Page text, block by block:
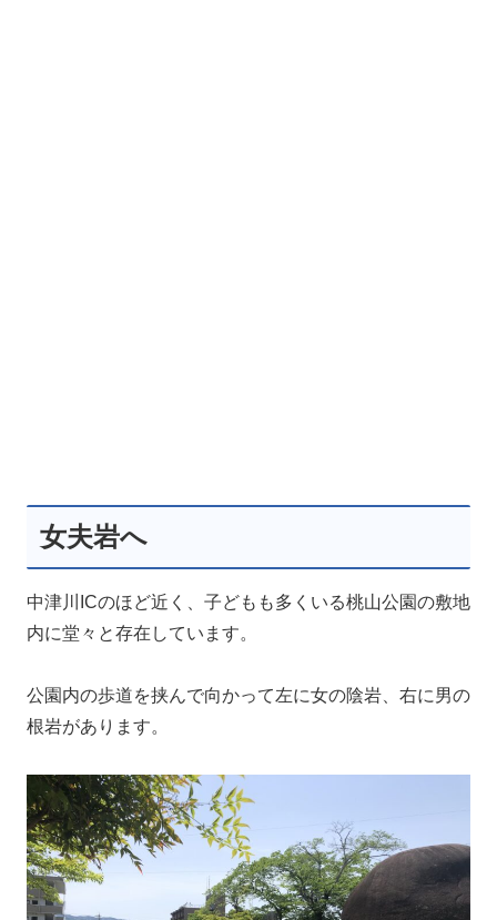
女夫岩へ
中津川ICのほど近く、子どもも多くいる桃山公園の敷地
内に堂々と存在しています。
公園内の歩道を挟んで向かって左に女の陰岩、右に男の
根岩があります。